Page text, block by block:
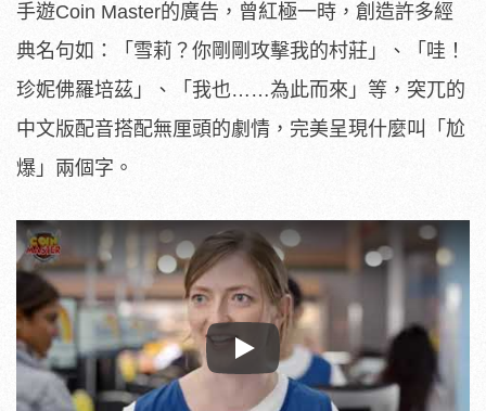
手遊Coin Master的廣告，曾紅極一時，創造許多經
典名句如：「雪莉？你剛剛攻擊我的村莊」、「哇！
珍妮佛羅培茲」、「我也……為此而來」等，突兀的
中文版配音搭配無厘頭的劇情，完美呈現什麼叫「尬
爆」兩個字。
Play